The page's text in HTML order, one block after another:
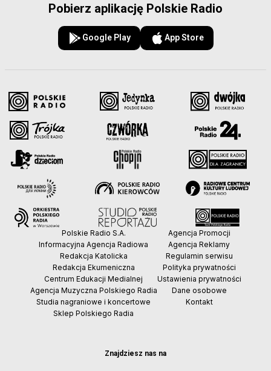
Pobierz aplikację Polskie Radio
Google Play App Store
Znajdziesz nas na
Polskie Radio S.A.
Informacyjna Agencja Radiowa
Redakcja Katolicka
Redakcja Ekumeniczna
Centrum Edukacji Medialnej
Agencja Muzyczna Polskiego Radia
Studia nagraniowe i koncertowe
Sklep Polskiego Radia
Agencja Promocji
Agencja Reklamy
Regulamin serwisu
Polityka prywatności
Ustawienia prywatności
Dane osobowe
Kontakt